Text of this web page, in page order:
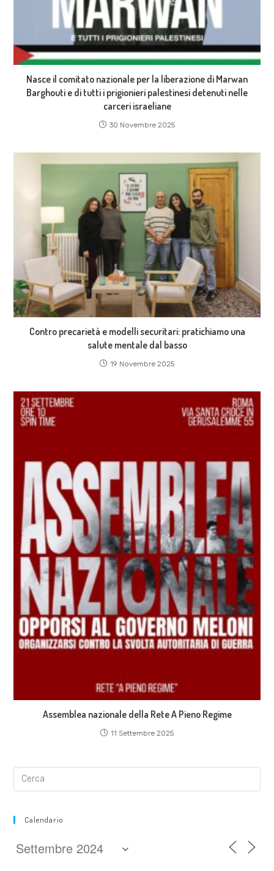
Nasce il comitato nazionale per la liberazione di Marwan
Barghouti e di tutti i prigionieri palestinesi detenuti nelle
carceri israeliane
30 Novembre 2025
Contro precarietà e modelli securitari: pratichiamo una
salute mentale dal basso
19 Novembre 2025
Assemblea nazionale della Rete A Pieno Regime
11 Settembre 2025
Calendario